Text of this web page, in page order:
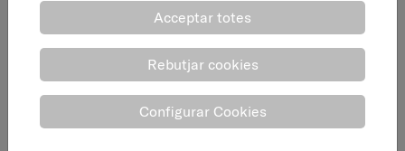
Porta-rotlle sense tapa
Bosio, inox
24,30 €
Porta-rotlles WC,
Olympia, amb tapa, blanc
7,95 €
Acceptar totes
Rebutjar cookies
Configurar Cookies